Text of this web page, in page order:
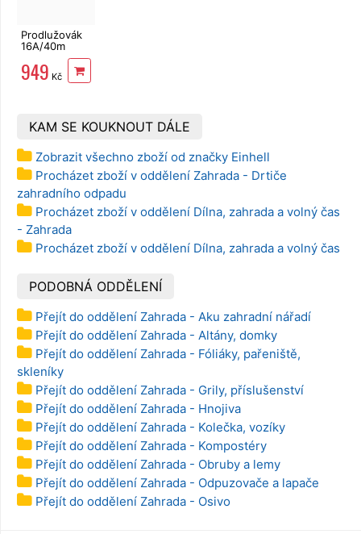
Prodlužovák
16A/40m
max.3680W
3x1,5 mm2,
oranžový
949 Kč
KAM SE KOUKNOUT DÁLE
Zobrazit všechno zboží od značky Einhell
Procházet zboží v oddělení Zahrada - Drtiče
zahradního odpadu
Procházet zboží v oddělení Dílna, zahrada a volný čas
- Zahrada
Procházet zboží v oddělení Dílna, zahrada a volný čas
PODOBNÁ ODDĚLENÍ
Přejít do oddělení Zahrada - Aku zahradní nářadí
Přejít do oddělení Zahrada - Altány, domky
Přejít do oddělení Zahrada - Fóliáky, pařeniště,
skleníky
Přejít do oddělení Zahrada - Grily, příslušenství
Přejít do oddělení Zahrada - Hnojiva
Přejít do oddělení Zahrada - Kolečka, vozíky
Přejít do oddělení Zahrada - Kompostéry
Přejít do oddělení Zahrada - Obruby a lemy
Přejít do oddělení Zahrada - Odpuzovače a lapače
Přejít do oddělení Zahrada - Osivo